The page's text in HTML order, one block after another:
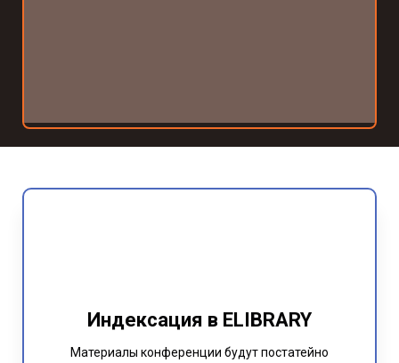
Индексация в ELIBRARY
Материалы конференции будут постатейно